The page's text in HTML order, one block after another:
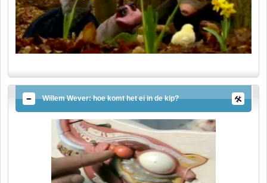
Willem Wever: hoe komt het ei in de kip?